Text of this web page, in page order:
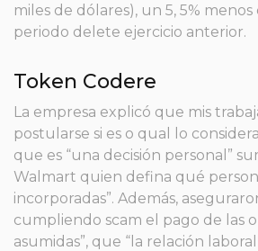
miles de dólares), un 5, 5%
periodo delete ejercicio anterior.
Token Codere
La empresa explicó que mis
postularse si es o qual lo
que es “una decisión personal”
Walmart quien defina qué
incorporadas”. Además,
cumpliendo scam el pago de las
asumidas”, que “la relación